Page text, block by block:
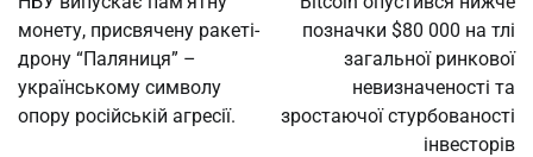
монету, присвячену ракеті-
дрону “Паляниця” –
українському символу
опору російській агресії.
позначки $80 000 на тлі
загальної ринкової
невизначеності та
зростаючої стурбованості
інвесторів